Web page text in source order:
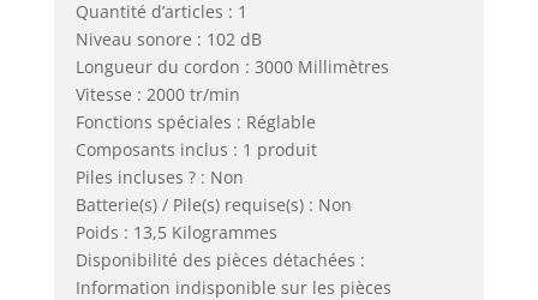
Quantité d’articles : 1
Niveau sonore : 102 dB
Longueur du cordon : 3000 Millimètres
Vitesse : 2000 tr/min
Fonctions spéciales : Réglable
Composants inclus : 1 produit
Piles incluses ? : Non
Batterie(s) / Pile(s) requise(s) : Non
Poids : 13,5 Kilogrammes
Disponibilité des pièces détachées :
Information indisponible sur les pièces